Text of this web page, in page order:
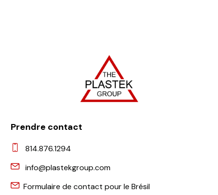
Prendre contact
814.876.1294
info@plastekgroup.com
Formulaire de contact pour le Brésil